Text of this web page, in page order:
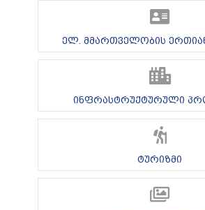
ელ. მმართველობის
ინფრასტრუქტურული
ტურიზმი